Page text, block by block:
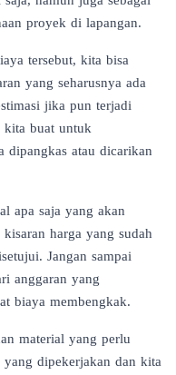
proyek di lapangan.
tersebut, kita bisa
yang seharusnya ada
jika pun terjadi
kita buat untuk
dipangkas atau dicarikan
apa saja yang akan
harga yang sudah
Jangan sampai
anggaran yang
biaya membengkak.
material yang perlu
dipekerjakan dan kita